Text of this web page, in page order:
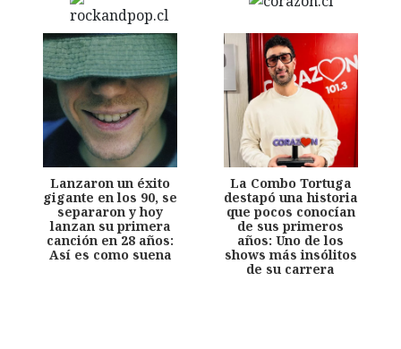
Lanzaron un éxito
gigante en los 90, se
separaron y hoy
lanzan su primera
canción en 28 años:
Así es como suena
La Combo Tortuga
destapó una historia
que pocos conocían
de sus primeros
años: Uno de los
shows más insólitos
de su carrera